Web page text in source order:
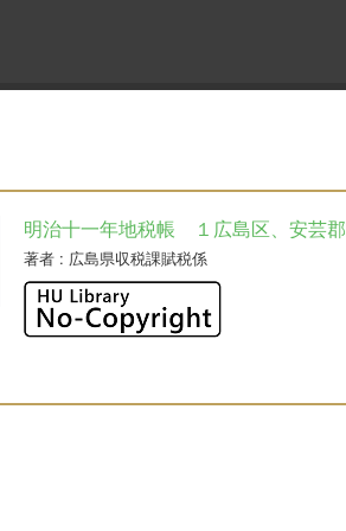
明治十一年地税帳 １広島区、安芸郡
著者: 広島県収税課賦税係